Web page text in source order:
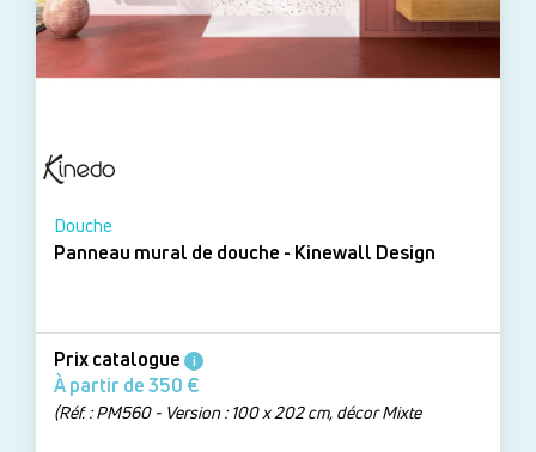
Douche
Panneau mural de douche - Kinewall Design
Prix catalogue i
À partir de 350 €
(Réf. : PM560 - Version : 100 x 202 cm, décor Mixte